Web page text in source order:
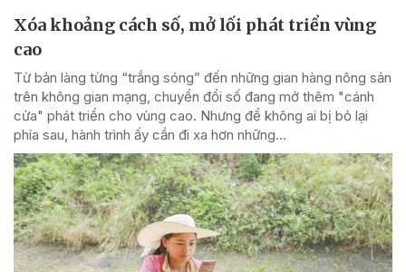
Xóa khoảng cách số, mở lối phát triển vùng
cao
Từ bản làng từng “trắng sóng” đến những gian hàng nông sản
trên không gian mạng, chuyển đổi số đang mở thêm "cánh
cửa" phát triển cho vùng cao. Nhưng để không ai bị bỏ lại
phía sau, hành trình ấy cần đi xa hơn những...